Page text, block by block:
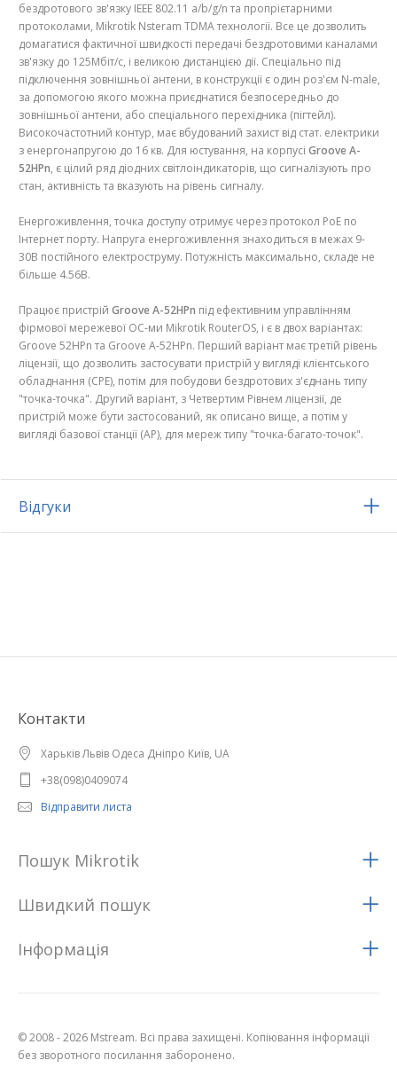
бездротового зв'язку IEEE 802.11 a/b/g/n та пропрієтарними
протоколами, Mikrotik Nsteram TDMA технології. Все це дозволить
домагатися фактичної швидкості передачі бездротовими каналами
зв'язку до 125Mбіт/с, і великою дистанцією дії. Спеціально під
підключення зовнішньої антени, в конструкції є один роз'єм N-male,
за допомогою якого можна приєднатися безпосередньо до
зовнішньої антени, або спеціального перехідника (пігтейл).
Високочастотний контур, має вбудований захист від стат. електрики
з енергонапругою до 16 кв. Для юстування, на корпусі Groove A-
52HPn, є цілий ряд діодних світлоіндикаторів, що сигналізують про
стан, активність та вказують на рівень сигналу.
Енергоживлення, точка доступу отримує через протокол PoE по
Інтернет порту. Напруга енергоживлення знаходиться в межах 9-
30В постійного електроструму. Потужність максимально, складе не
більше 4.56В.
Працює пристрій Groove A-52HPn під ефективним управлінням
фірмової мережевої ОС-ми Mikrotik RouterOS, і є в двох варіантах:
Groove 52HPn та Groove A-52HPn. Перший варіант має третій рівень
ліцензії, що дозволить застосувати пристрій у вигляді клієнтського
обладнання (CPE), потім для побудови бездротових з'єднань типу
"точка-точка". Другий варіант, з Четвертим Рівнем ліцензії, де
пристрій може бути застосований, як описано вище, а потім у
вигляді базової станції (AP), для мереж типу "точка-багато-точок".
Відгуки
Контакти
Харьків Львів Одеса Дніпро Київ, UA
+38(098)0409074
Відправити листа
Пошук Mikrotik
Швидкий пошук
Iнформацiя
© 2008 - 2026 Mstream. Всі права захищені. Копіювання інформації
без зворотного посилання заборонено.